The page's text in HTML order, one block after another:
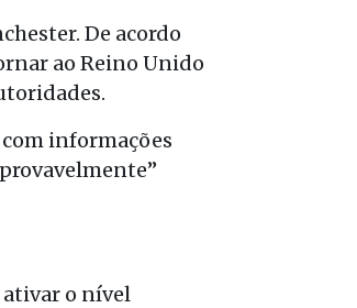
De acordo
ao Reino Unido
informações
ativar o nível